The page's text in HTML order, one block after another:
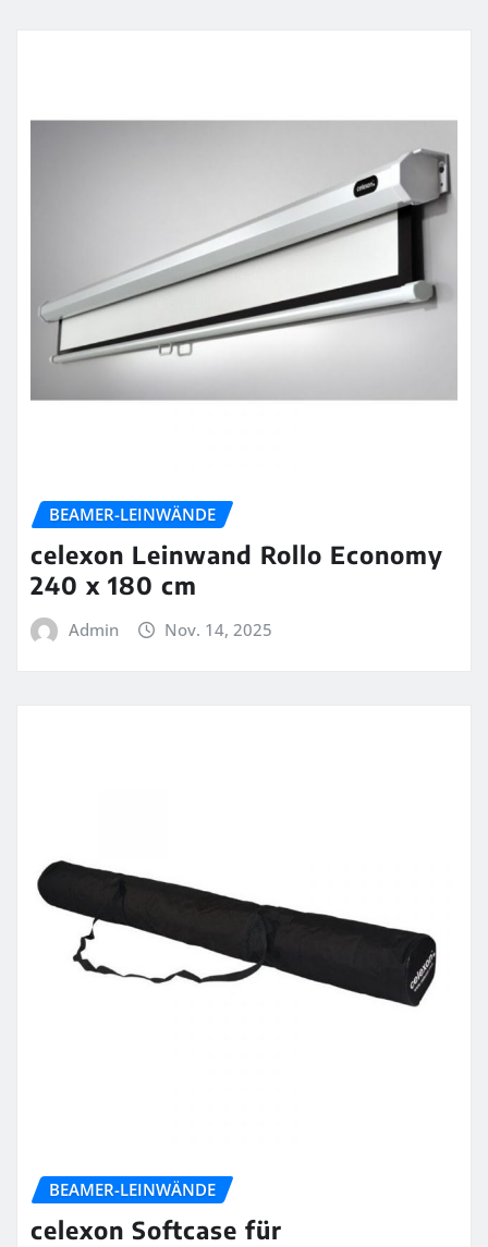
BEAMER-LEINWÄNDE
celexon Leinwand Rollo Economy
240 x 180 cm
Admin Nov. 14, 2025
BEAMER-LEINWÄNDE
celexon Softcase für